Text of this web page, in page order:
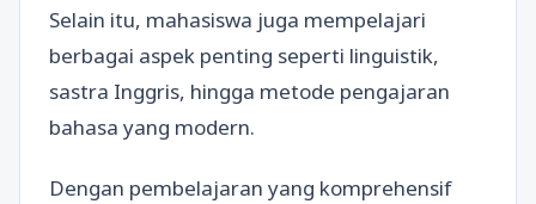
Selain itu, mahasiswa juga mempelajari
berbagai aspek penting seperti linguistik,
sastra Inggris, hingga metode pengajaran
bahasa yang modern.
Dengan pembelajaran yang komprehensif